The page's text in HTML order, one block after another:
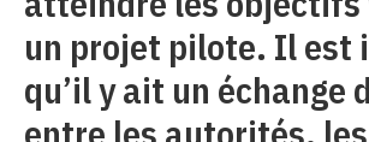
un projet pilote. Il est
qu’il y ait un échange